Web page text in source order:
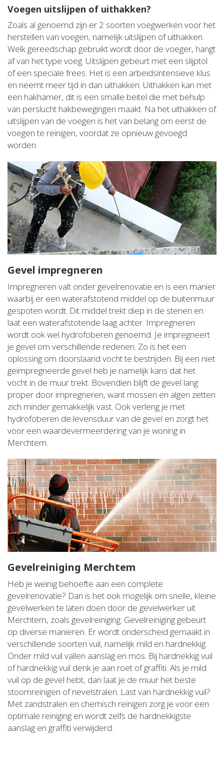
Voegen uitslijpen of uithakken?
Zoals al genoemd zijn er 2 soorten voegwerken voor het
herstellen van voegen, namelijk uitslijpen of uithakken.
Welk gereedschap gebruikt wordt door de voeger, hangt
af van het type voeg. Uitslijpen gebeurt met een slijptol
of een speciale frees. Het is een arbeidsintensieve klus
en neemt meer tijd in dan uithakken. Uithakken kan met
een hakhamer, dit is een smalle beitel die met behulp
van perslucht hakbewegingen maakt. Na het uithakken of
uitslijpen van de voegen is het van belang om eerst de
voegen te reinigen, voordat ze opnieuw gevoegd
worden.
Gevel impregneren
Impregneren valt onder gevelrenovatie en is een manier
waarbij er een waterafstotend middel op de buitenmuur
gespoten wordt. Dit middel trekt diep in de stenen en
laat een waterafstotende laag achter. Impregneren
wordt ook wel hydrofoberen genoemd. Je impregneert
je gevel om verschillende redenen. Zo is het een
oplossing om doorslaand vocht te bestrijden. Bij een niet
geïmpregneerde gevel heb je namelijk kans dat het
vocht in de muur trekt. Bovendien blijft de gevel lang
proper door impregneren, want mossen en algen zetten
zich minder gemakkelijk vast. Ook verleng je met
hydrofoberen de levensduur van de gevel en zorgt het
voor een waardevermeerdering van je woning in
Merchtem.
Gevelreiniging Merchtem
Heb je weinig behoefte aan een complete
gevelrenovatie? Dan is het ook mogelijk om snelle, kleine
gevelwerken te laten doen door de gevelwerker uit
Merchtem, zoals gevelreiniging. Gevelreiniging gebeurt
op diverse manieren. Er wordt onderscheid gemaakt in
verschillende soorten vuil, namelijk mild en hardnekkig.
Onder mild vuil vallen aanslag en mos. Bij hardnekkig vuil
of hardnekkig vuil denk je aan roet of graffiti. Als je mild
vuil op de gevel hebt, dan laat je de muur het beste
stoomreinigen of nevelstralen. Last van hardnekkig vuil?
Met zandstralen en chemisch reinigen zorg je voor een
optimale reiniging en wordt zelfs de hardnekkigste
aanslag en graffiti verwijderd.